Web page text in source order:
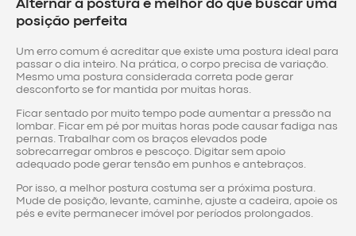
Alternar a postura é melhor do que buscar uma
posição perfeita
Um erro comum é acreditar que existe uma postura ideal para
passar o dia inteiro. Na prática, o corpo precisa de variação.
Mesmo uma postura considerada correta pode gerar
desconforto se for mantida por muitas horas.
Ficar sentado por muito tempo pode aumentar a pressão na
lombar. Ficar em pé por muitas horas pode causar fadiga nas
pernas. Trabalhar com os braços elevados pode
sobrecarregar ombros e pescoço. Digitar sem apoio
adequado pode gerar tensão em punhos e antebraços.
Por isso, a melhor postura costuma ser a próxima postura.
Mude de posição, levante, caminhe, ajuste a cadeira, apoie os
pés e evite permanecer imóvel por períodos prolongados.